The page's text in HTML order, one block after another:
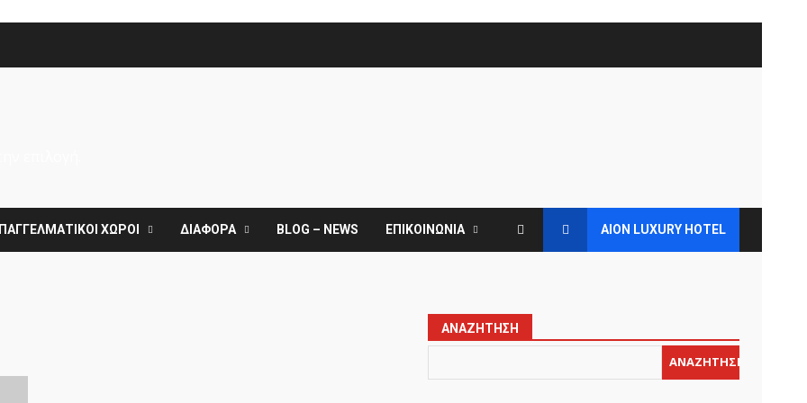
ΧΩΡΟΙ ΔΙΑΦΟΡΑ BLOG – NEWS ΕΠΙΚΟΙΝΩΝΙΑ AION LUXURY HOTEL
ΑΝΑΖΉΤΗΣΗ
ΑΝΑΖΉΤΗΣΗ